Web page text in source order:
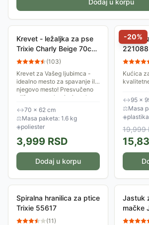
Dodaj u korpu
Krevet - ležaljka za pse
Trixie Charly Beige 70cm
37005
(103)
Krevet za Vašeg ljubimca -
idealno mesto za spavanje ili
njegovo mesto! Presvučeno
plišem, sa mekanim jastukom,
prati....
↔70 × 62 cm
⚖Masa paketa: 1.6 kg
◈poliester
3,999 RSD
Dodaj u korpu
-20%
Kućica
221088
Kućica
dizajn
uklopi uz
artikle...
↔95 ×
⚖Masa
◈plastika
19,999
Spiralna hranilica za ptice
Trixie 55617
(11)
Jastuk
mačke
38923